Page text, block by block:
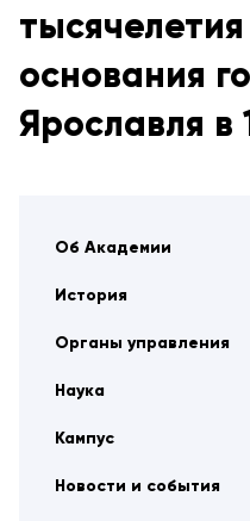
Об Академии
История
Органы управления
Наука
Кампус
Новости и события
основания
Ярославля в